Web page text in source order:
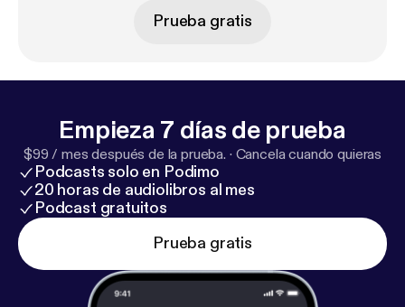
Prueba gratis
Empieza 7 días de prueba
$99 / mes después de la prueba. · Cancela cuando quieras
Podcasts solo en Podimo
20 horas de audiolibros al mes
Podcast gratuitos
Prueba gratis